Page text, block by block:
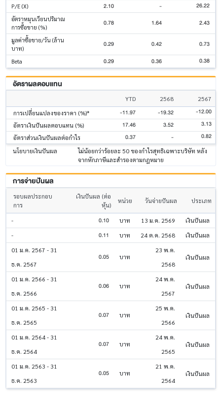
P/E (X) 2.10 - 26.22
อัตราหมุนเวียนปริมาณ
การซื้อขาย (%)
0.78 1.64 2.43
มูลค่าซื้อขาย/วัน (ล้าน
บาท)
0.29 0.42 0.73
Beta 0.29 0.36 0.38
อัตราผลตอบแทน
YTD 2568
2567
การเปลี่ยนแปลงของราคา (%)*
-11.97 -19.32 -12.00
อัตราเงินปันผลตอบแทน (%) 17.46 3.52 3.13
อัตราส่วนเงินปันผลต่อกำไร 0.37 - 0.82
นโยบายเงินปันผล
ไม่น้อยกว่าร้อยละ 50 ของกำไรสุทธิเฉพาะบริษัท หลัง
จากหักภาษีและสำรองตามกฎหมาย
การจ่ายปันผล
รอบผลประกอบ
การ
เงินปันผล (ต่อ
หุ้น)
หน่วย วันจ่ายปันผล ประเภท
- 0.10 บาท 13 ม.ค. 2569
เงินปันผล
-
0.11 บาท 24 ต.ค. 2568
เงินปันผล
01 ม.ค. 2567 - 31
ธ.ค. 2567
0.05 บาท
23 พ.ค.
2568
เงินปันผล
01 ม.ค. 2566 - 31
ธ.ค. 2566
0.06 บาท
24 พ.ค.
2567
เงินปันผล
01 ม.ค. 2565 - 31
ธ.ค. 2565
0.07 บาท
25 พ.ค.
2566
เงินปันผล
01 ม.ค. 2564 - 31
ธ.ค. 2564
0.07 บาท
24 พ.ค.
2565
เงินปันผล
01 ม.ค. 2563 - 31
ธ.ค. 2563
0.05 บาท
21 พ.ค.
2564
เงินปันผล